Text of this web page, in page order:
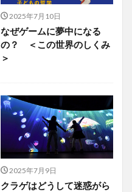
2025年7月10日
なぜゲームに夢中になる
の？ ＜この世界のしくみ
＞
2025年7月9日
クラゲはどうして迷惑がら